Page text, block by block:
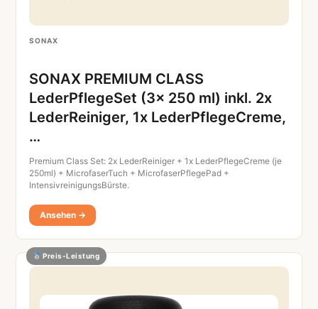
SONAX
SONAX PREMIUM CLASS
LederPflegeSet (3x 250 ml) inkl. 2x
LederReiniger, 1x LederPflegeCreme,
…
Premium Class Set: 2x LederReiniger + 1x LederPflegeCreme (je
250ml) + MicrofaserTuch + MicrofaserPflegePad +
IntensivreinigungsBürste.
Ansehen →
Preis-Leistung